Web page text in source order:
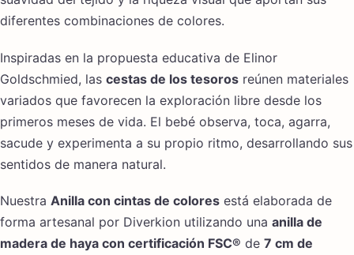
diferentes combinaciones de colores.
Inspiradas en la propuesta educativa de Elinor
Goldschmied, las cestas de los tesoros reúnen materiales
variados que favorecen la exploración libre desde los
primeros meses de vida. El bebé observa, toca, agarra,
sacude y experimenta a su propio ritmo, desarrollando sus
sentidos de manera natural.
Nuestra Anilla con cintas de colores está elaborada de
forma artesanal por Diverkion utilizando una anilla de
madera de haya con certificación FSC® de 7 cm de